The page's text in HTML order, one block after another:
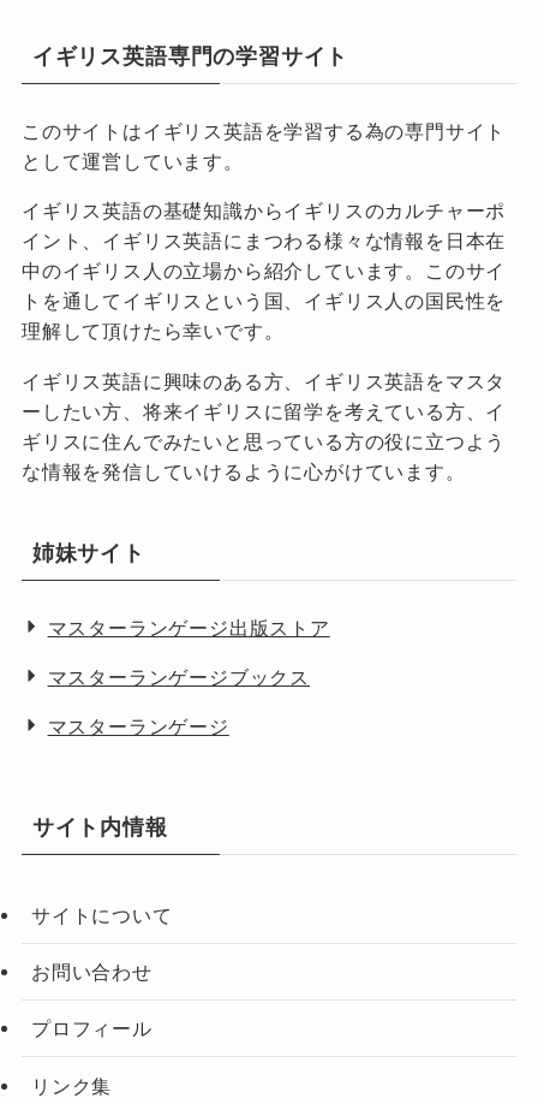
イギリス英語専門の学習サイト
このサイトはイギリス英語を学習する為の専門サイト
として運営しています。
イギリス英語の基礎知識からイギリスのカルチャーポ
イント、イギリス英語にまつわる様々な情報を日本在
中のイギリス人の立場から紹介しています。このサイ
トを通してイギリスという国、イギリス人の国民性を
理解して頂けたら幸いです。
イギリス英語に興味のある方、イギリス英語をマスタ
ーしたい方、将来イギリスに留学を考えている方、イ
ギリスに住んでみたいと思っている方の役に立つよう
な情報を発信していけるように心がけています。
姉妹サイト
マスターランゲージ出版ストア
マスターランゲージブックス
マスターランゲージ
サイト内情報
サイトについて
お問い合わせ
プロフィール
リンク集